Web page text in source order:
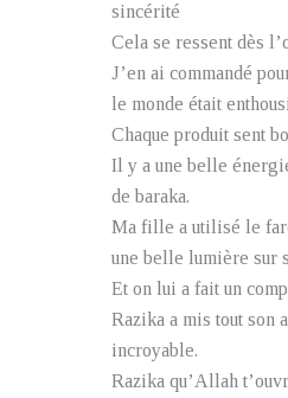
sincérité
Cela se ressent dès
J’en ai commandé
le monde était
Chaque produit sent
Il y a une belle
de baraka.
Ma fille a utilisé le
une belle lumière sur
Et on lui a fait un
Razika a mis tout son
incroyable.
Razika qu’Allah